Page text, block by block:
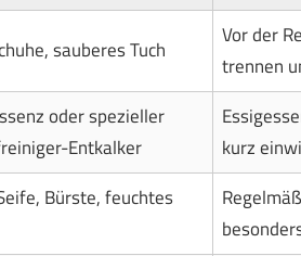
sauberes Tuch
Vor der
trennen
oder spezieller
Entkalker
kurz
Bürste, feuchtes